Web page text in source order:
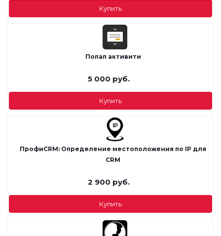
Купить
Попап активити
5 000 руб.
Купить
ПрофиCRM: Определение местоположения по IP для
CRM
2 900 руб.
Купить